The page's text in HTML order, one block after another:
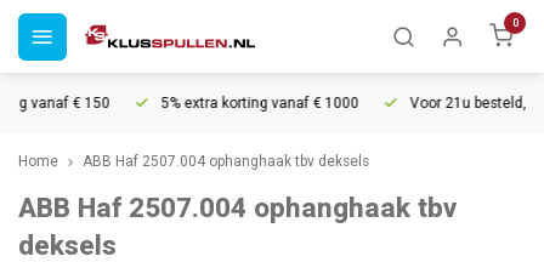
0
vanaf € 150 5% extra korting vanaf € 1000 Voor 21u besteld,
Home ABB Haf 2507.004 ophanghaak tbv deksels
ABB Haf 2507.004 ophanghaak tbv
deksels